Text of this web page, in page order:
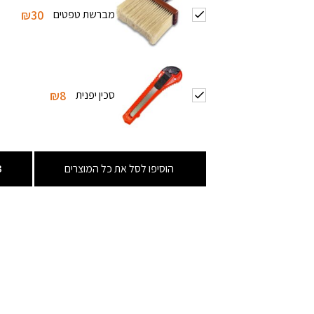
מברשת טפטים ₪30
סכין יפנית ₪8
הוסיפו לסל את כל המוצרים